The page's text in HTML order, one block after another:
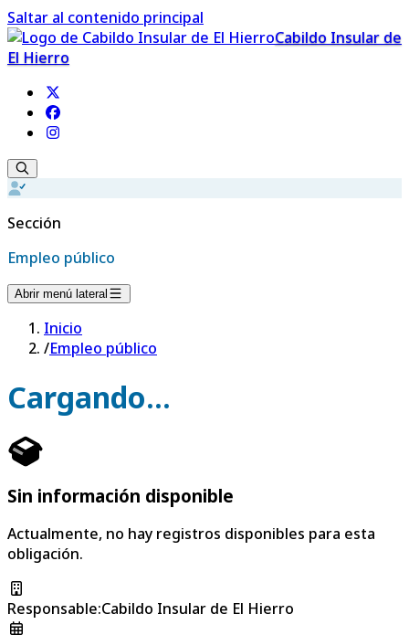
Saltar al contenido principal
Cabildo Insular de
El Hierro
Sección
Empleo público
Abrir menú lateral
Inicio
/Empleo público
Cargando...
Sin información disponible
Actualmente, no hay registros disponibles para esta
obligación.
Responsable:Cabildo Insular de El Hierro